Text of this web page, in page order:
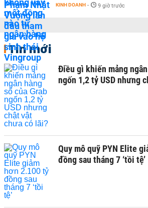
KINH DOANH - 9 giờ trước
Tin mới
Điều gì khiến mảng
ngốn 1,2 tỷ USD nhưng
Quy mô quỹ PYN Elite
đồng sau tháng 7 ‘tồi tệ’